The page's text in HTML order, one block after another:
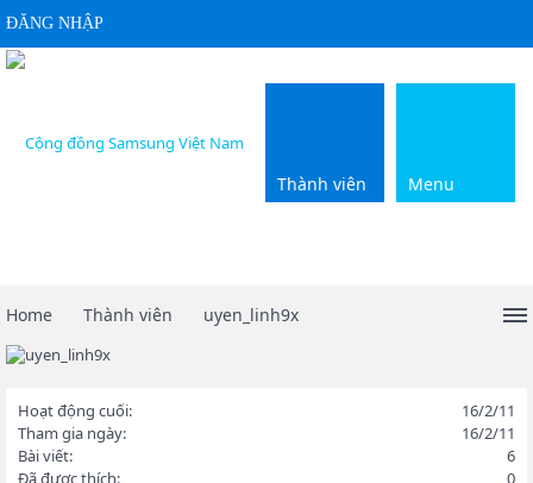
Home Thành viên uyen_linh9x
Hoạt động cuối:
16/2/11
Tham gia ngày:
16/2/11
Bài viết:
6
Đã được thích:
0
ĐĂNG NHẬP
Thành viên Menu